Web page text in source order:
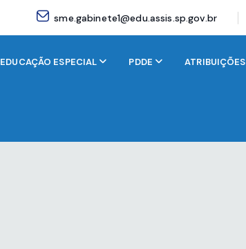
sme.gabinete1@edu.assis.sp.gov.br
EDUCAÇÃO ESPECIAL PDDE ATRIBUIÇÕES